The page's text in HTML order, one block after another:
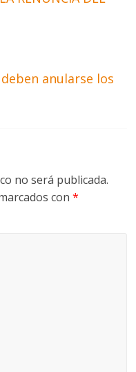
anularse los
no será publicada.
con*